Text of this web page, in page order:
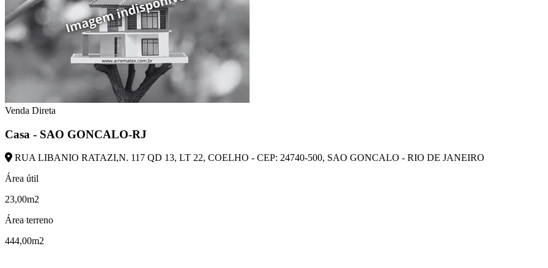
Venda Direta
Casa - SAO GONCALO-RJ
RUA LIBANIO RATAZI,N. 117 QD 13, LT 22, COELHO - CEP: 24740-500, SAO GONCALO - RIO DE JANEIRO
Área útil
23,00m2
Área terreno
444,00m2